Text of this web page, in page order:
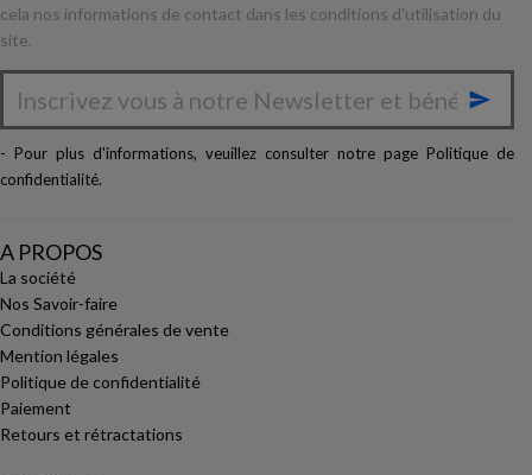
cela nos informations de contact dans les conditions d'utilisation du
site.

- Pour plus d'informations, veuillez consulter notre page Politique de
confidentialité.
A PROPOS
La société
Nos Savoir-faire
Conditions générales de vente
Mention légales
Politique de confidentialité
Paiement
Retours et rétractations